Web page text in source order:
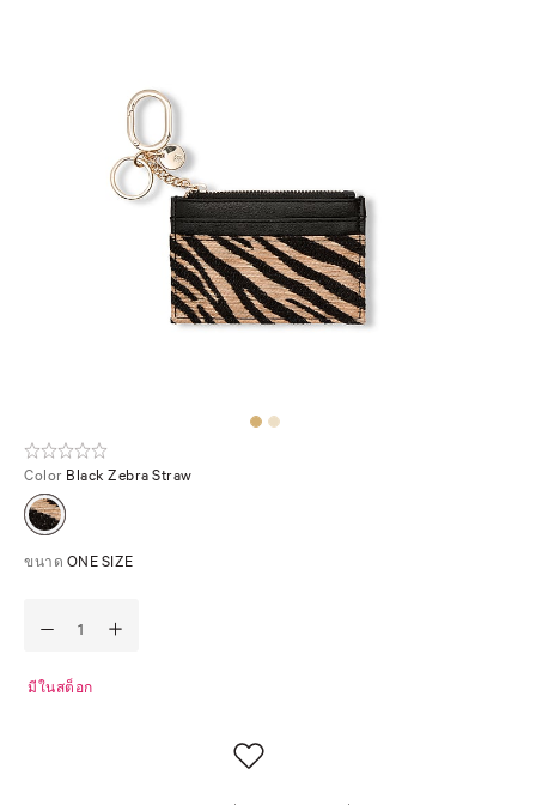
Color Black Zebra Straw
ขนาด ONE SIZE
มีในสต็อก